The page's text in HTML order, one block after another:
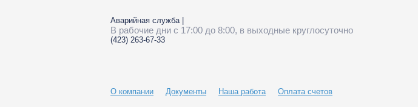
Аварийная служба |
В рабочие дни с 17:00 до 8:00, в выходные круглосуточно
(423) 263-67-33
О компании Документы Наша работа Оплата счетов